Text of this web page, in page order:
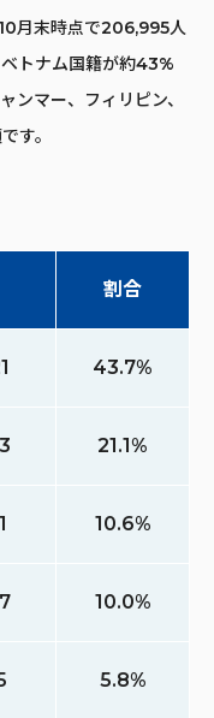
月末時点で206,995人
トナム国籍が約43%
ンマー、フィリピン、
す。
割合
43.7%
21.1%
10.6%
10.0%
5.8%